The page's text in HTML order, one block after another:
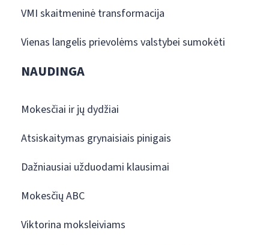
VMI skaitmeninė transformacija
Vienas langelis prievolėms valstybei sumokėti
NAUDINGA
Mokesčiai ir jų dydžiai
Atsiskaitymas grynaisiais pinigais
Dažniausiai užduodami klausimai
Mokesčių ABC
Viktorina moksleiviams